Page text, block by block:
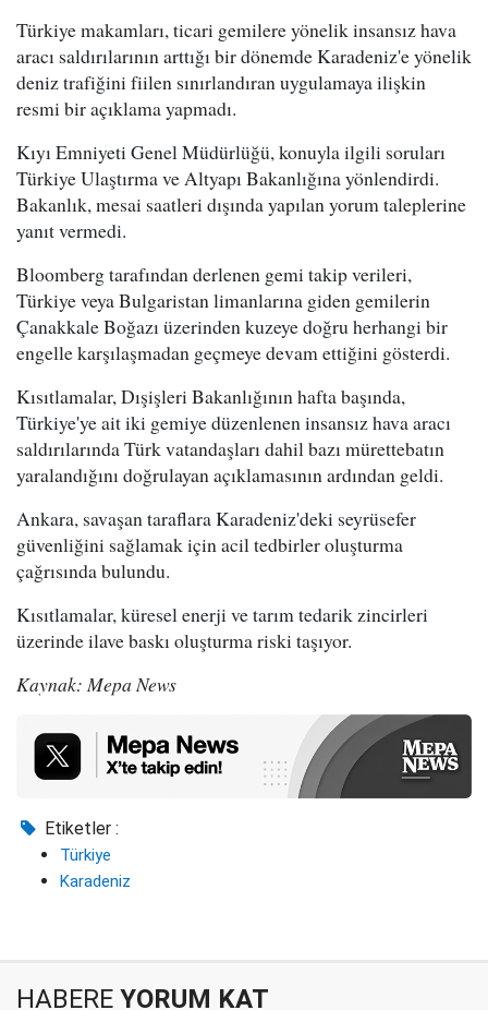
Türkiye makamları, ticari gemilere yönelik insansız hava
aracı saldırılarının arttığı bir dönemde Karadeniz'e yönelik
deniz trafiğini fiilen sınırlandıran uygulamaya ilişkin
resmi bir açıklama yapmadı.
Kıyı Emniyeti Genel Müdürlüğü, konuyla ilgili soruları
Türkiye Ulaştırma ve Altyapı Bakanlığına yönlendirdi.
Bakanlık, mesai saatleri dışında yapılan yorum taleplerine
yanıt vermedi.
Bloomberg tarafından derlenen gemi takip verileri,
Türkiye veya Bulgaristan limanlarına giden gemilerin
Çanakkale Boğazı üzerinden kuzeye doğru herhangi bir
engelle karşılaşmadan geçmeye devam ettiğini gösterdi.
Kısıtlamalar, Dışişleri Bakanlığının hafta başında,
Türkiye'ye ait iki gemiye düzenlenen insansız hava aracı
saldırılarında Türk vatandaşları dahil bazı mürettebatın
yaralandığını doğrulayan açıklamasının ardından geldi.
Ankara, savaşan taraflara Karadeniz'deki seyrüsefer
güvenliğini sağlamak için acil tedbirler oluşturma
çağrısında bulundu.
Kısıtlamalar, küresel enerji ve tarım tedarik zincirleri
üzerinde ilave baskı oluşturma riski taşıyor.
Kaynak: Mepa News
Etiketler :
Türkiye
Karadeniz
HABERE YORUM KAT